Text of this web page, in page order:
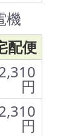
機
配便
円
円